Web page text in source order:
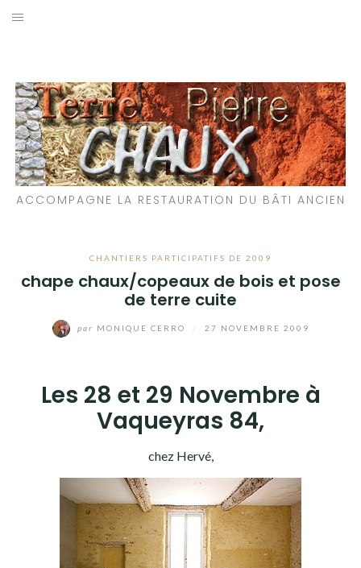
Aller
ACCOMPAGNE LA RESTAURATION DU BÂTI ANCIEN
CHANTIERS PARTICIPATIFS DE 2009
chape chaux/copeaux de bois et pose
de terre cuite
par MONIQUE CERRO 27 NOVEMBRE 2009
Les 28 et 29 Novembre à
Vaqueyras 84,
chez Hervé,
PARTICIPATIFS
CHANTIERS RÉALISÉS
QUE PROPOSONS-NOUS ?